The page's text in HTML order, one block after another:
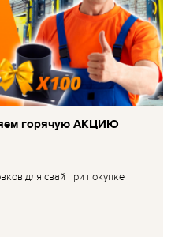
горячую АКЦИЮ
для свай при покупке